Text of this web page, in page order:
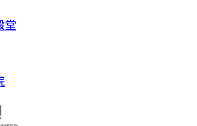
堂